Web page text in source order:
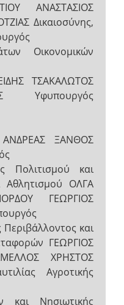
ΑΝΑΣΤΑΣΙΟΣ
Δικαιοσύνης,
Οικονομικών
ΤΣΑΚΑΛΩΤΟΣ
Υφυπουργός
ΑΝΔΡΕΑΣ ΞΑΝΘΟΣ
Πολιτισμού και
Αθλητισμού ΟΛΓΑ
ΓΕΩΡΓΙΟΣ
Περιβάλλοντος και
ΓΕΩΡΓΙΟΣ
ΧΡΗΣΤΟΣ
Αγροτικής
Νησιωτικής